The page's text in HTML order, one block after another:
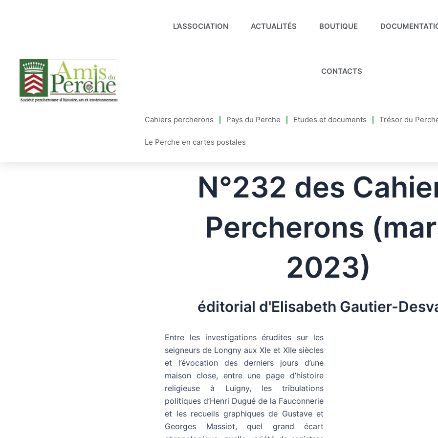
L’ASSOCIATION ACTUALITÉS BOUTIQUE
CONTACTS
Cahiers percherons Pays du Perche Etudes et documents Trésor du
Le Perche en cartes postales
N°232 des
Percherons
2023)
éditorial d'Elisabeth Gautier-
Entre les investigations érudites sur les
seigneurs de Longny aux XIe et XIIe siècles
et l’évocation des derniers jours d’une
maison close, entre une page d’histoire
religieuse à Luigny, les tribulations
politiques d’Henri Dugué de la Fauconnerie
et les recueils graphiques de Gustave et
Georges Massiot, quel grand écart